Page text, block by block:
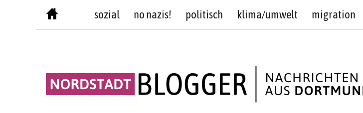
sozial no nazis! politisch klima/umwelt migration